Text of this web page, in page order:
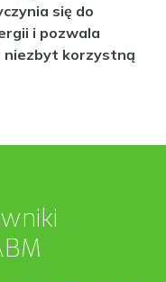
się do
i pozwala
niezbyt korzystną